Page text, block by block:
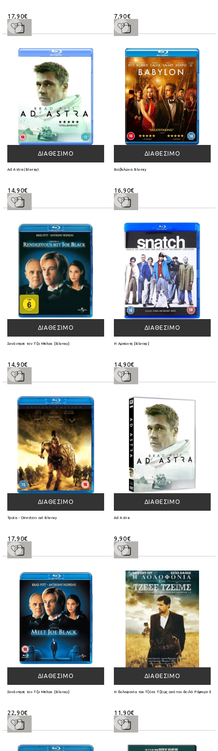
17,90€ 7,90€
ΔΙΑΘΈΣΙΜΟ
Ad Astra (Blu-ray)
14,90€
ΔΙΑΘΈΣΙΜΟ
Βαβυλώνα Blu-ray
16,90€
ΔΙΑΘΈΣΙΜΟ
Συνάντησε τον Τζο Μπλακ [Blu-ray]
14,90€
ΔΙΑΘΈΣΙΜΟ
Η Αρπαχτη [Blu-ray]
14,90€
ΔΙΑΘΈΣΙΜΟ
Τροία - Directors cut Blu-ray
17,90€
ΔΙΑΘΈΣΙΜΟ
Ad Astra
9,90€
ΔΙΑΘΈΣΙΜΟ
Συνάντησε τον Τζο Μπλακ [Blu-ray]
22,90€
ΔΙΑΘΈΣΙΜΟ
Η δολοφονία του Τζέσε Τζέιμς από τον δειλό Ρόμπερτ
11,90€